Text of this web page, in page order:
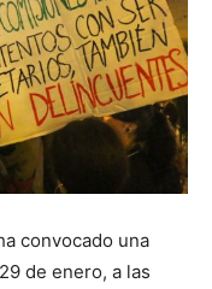
convocado una
de enero, a las